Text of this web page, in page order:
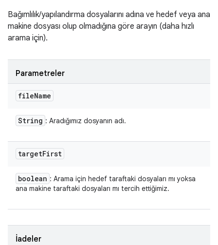
Bağımlılık/yapılandırma dosyalarını adına ve hedef veya ana
makine dosyası olup olmadığına göre arayın (daha hızlı
arama için).
Parametreler
fileName
String : Aradığımız dosyanın adı.
targetFirst
boolean : Arama için hedef taraftaki dosyaları mı yoksa
ana makine taraftaki dosyaları mı tercih ettiğimiz.
İadeler